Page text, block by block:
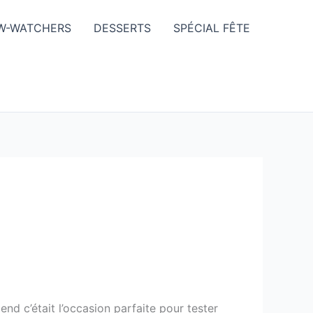
WATCHERS DESSERTS SPÉCIAL FÊTE
c’était l’occasion parfaite pour tester